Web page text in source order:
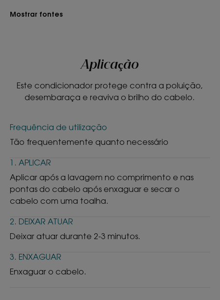
• Ilumina : hidratado e protegido, o cabelo fica
Textura
Bálsamo
Benefícios da textura
Textura fresca e leve.
Aroma do produto
* Redução significativa da peroxidação lipídica no couro cabeludo e
** +96% de brilho, percentagem média calculada após avaliação do
Mostrar fontes
Aplicação
Este condicionador protege contra a poluição,
desembaraça e reaviva o brilho do cabelo.
Frequência de utilização
Tão frequentemente quanto necessário
1. APLICAR
Aplicar após a lavagem no comprimento e nas
pontas do cabelo após enxaguar e secar o
cabelo com uma toalha.
2. DEIXAR ATUAR
Deixar atuar durante 2-3 minutos.
3. ENXAGUAR
Enxaguar o cabelo.